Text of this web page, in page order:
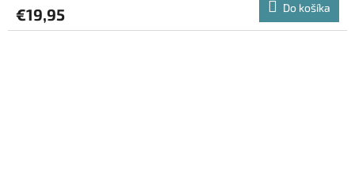
€19,95 Do košíka